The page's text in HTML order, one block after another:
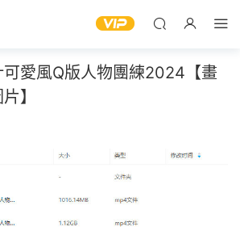
愛風Q版人物團練2024【畫
】